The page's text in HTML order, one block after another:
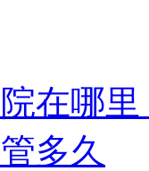
在哪里
多久